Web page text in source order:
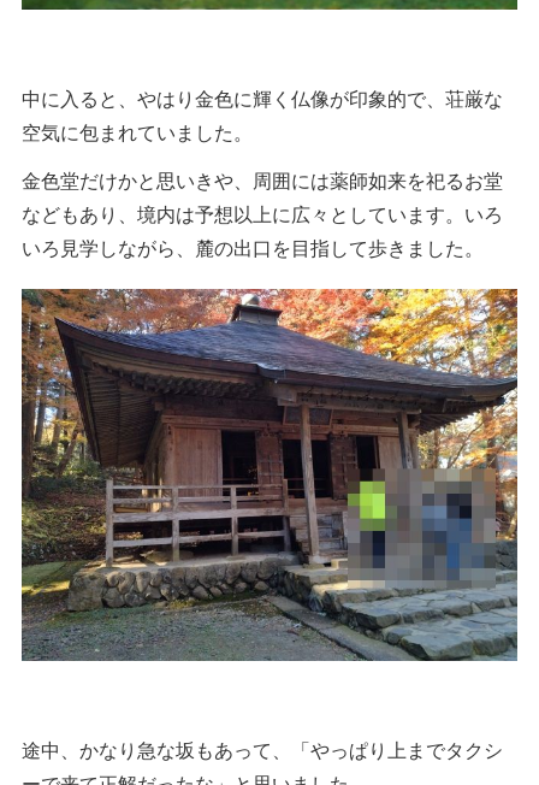
中に入ると、やはり金色に輝く仏像が印象的で、荘厳な
空気に包まれていました。
金色堂だけかと思いきや、周囲には薬師如来を祀るお堂
などもあり、境内は予想以上に広々としています。いろ
いろ見学しながら、麓の出口を目指して歩きました。
途中、かなり急な坂もあって、「やっぱり上までタクシ